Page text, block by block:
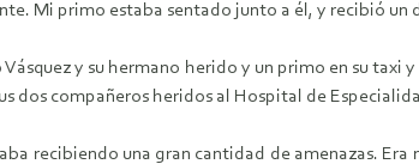
Mi primo estaba sentado junto a él, y recibió un
y su hermano herido y un primo en su taxi
dos compañeros heridos al Hospital de
recibiendo una gran cantidad de amenazas.